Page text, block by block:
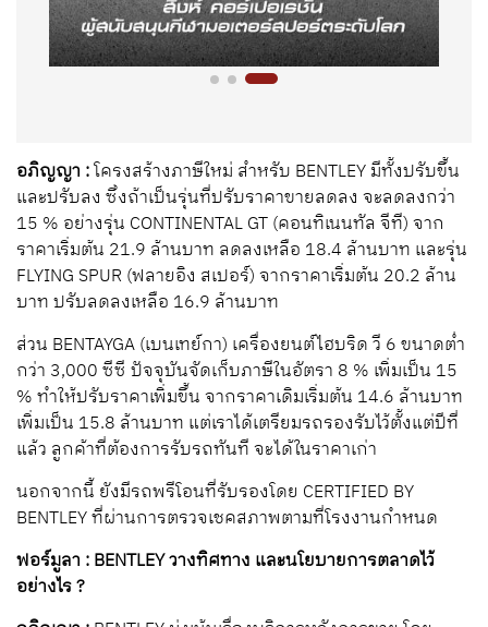
อภิญญา :โครงสร้างภาษีใหม่ สำหรับ BENTLEY มีทั้งปรับขึ้น
และปรับลง ซึ่งถ้าเป็นรุ่นที่ปรับราคาขายลดลง จะลดลงกว่า
15 % อย่างรุ่น CONTINENTAL GT (คอนทิเนนทัล จีที) จาก
ราคาเริ่มต้น 21.9 ล้านบาท ลดลงเหลือ 18.4 ล้านบาท และรุ่น
FLYING SPUR (ฟลายอิง สเปอร์) จากราคาเริ่มต้น 20.2 ล้าน
บาท ปรับลดลงเหลือ 16.9 ล้านบาท
ส่วน BENTAYGA (เบนเทย์กา) เครื่องยนต์ไฮบริด วี 6 ขนาดต่ำ
กว่า 3,000 ซีซี ปัจจุบันจัดเก็บภาษีในอัตรา 8 % เพิ่มเป็น 15
% ทำให้ปรับราคาเพิ่มขึ้น จากราคาเดิมเริ่มต้น 14.6 ล้านบาท
เพิ่มเป็น 15.8 ล้านบาท แต่เราได้เตรียมรถรองรับไว้ตั้งแต่ปีที่
แล้ว ลูกค้าที่ต้องการรับรถทันที จะได้ในราคาเก่า
นอกจากนี้ ยังมีรถพรีโอนที่รับรองโดย CERTIFIED BY
BENTLEY ที่ผ่านการตรวจเชคสภาพตามที่โรงงานกำหนด
ฟอร์มูลา : BENTLEY วางทิศทาง และนโยบายการตลาดไว้
อย่างไร ?